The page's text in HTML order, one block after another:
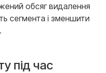
обсяг видалення
сегмента і зменшити
під час